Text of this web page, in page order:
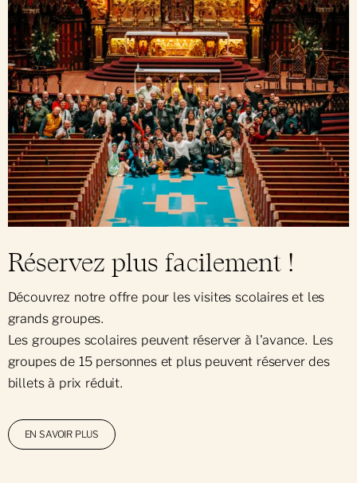
Réservez plus facilement !
Découvrez notre offre pour les visites scolaires et les
grands groupes.
Les groupes scolaires peuvent réserver à l'avance. Les
groupes de 15 personnes et plus peuvent réserver des
billets à prix réduit.
EN SAVOIR PLUS